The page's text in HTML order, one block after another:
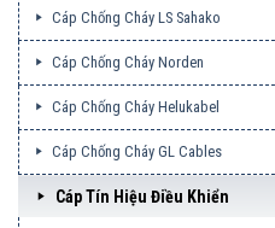
Cáp Chống Cháy LS Sahako
Cáp Chống Cháy Norden
Cáp Chống Cháy Helukabel
Cáp Chống Cháy GL Cables
Cáp Tín Hiệu Điều Khiển